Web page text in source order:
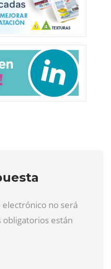
no será
obligatorios están